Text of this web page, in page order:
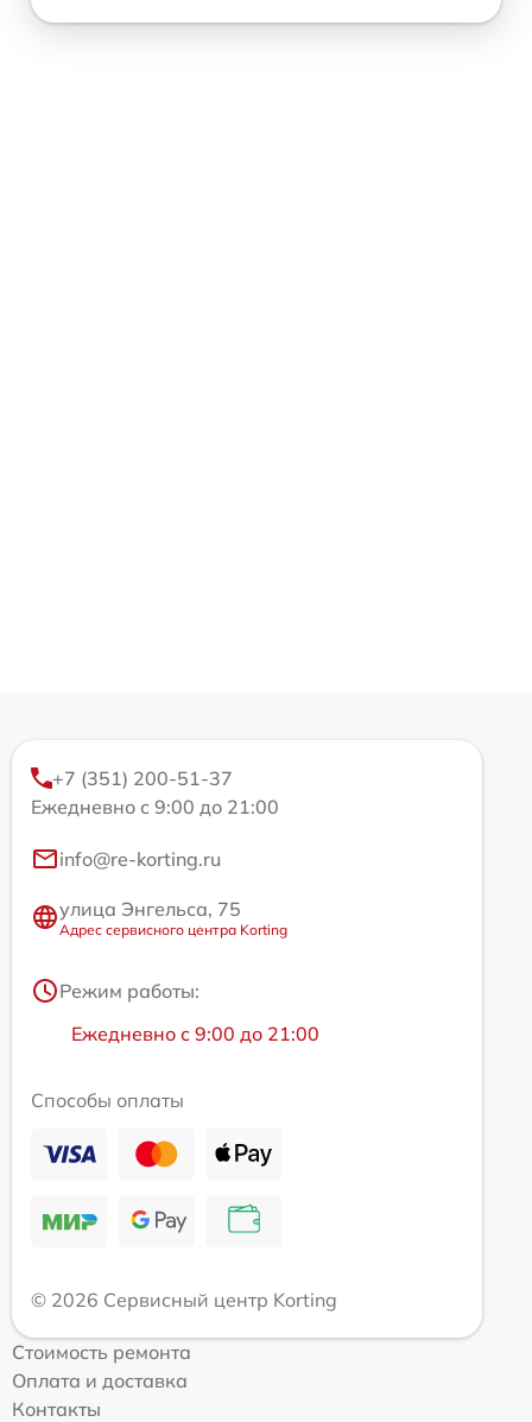
+7 (351) 200-51-37
Ежедневно с 9:00 до 21:00
info@re-korting.ru
улица Энгельса, 75
Адрес сервисного центра Korting
Режим работы:
Ежедневно с 9:00 до 21:00
Способы оплаты
© 2026 Сервисный центр Korting
Стоимость ремонта
Оплата и доставка
Контакты